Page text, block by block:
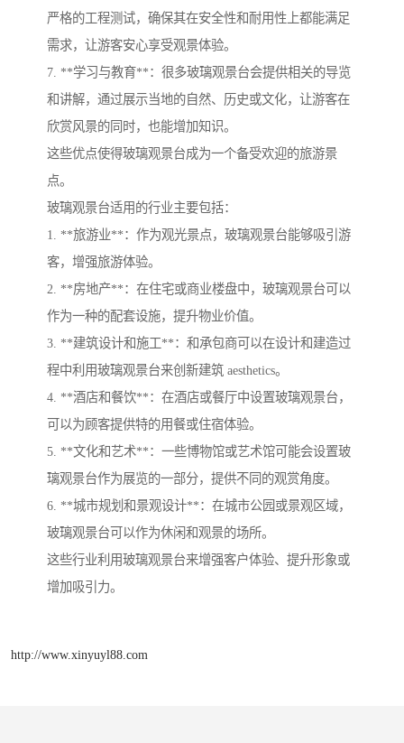
严格的工程测试，确保其在安全性和耐用性上都能满足
需求，让游客安心享受观景体验。
7. **学习与教育**：很多玻璃观景台会提供相关的导览
和讲解，通过展示当地的自然、历史或文化，让游客在
欣赏风景的同时，也能增加知识。
这些优点使得玻璃观景台成为一个备受欢迎的旅游景
点。
玻璃观景台适用的行业主要包括：
1. **旅游业**：作为观光景点，玻璃观景台能够吸引游
客，增强旅游体验。
2. **房地产**：在住宅或商业楼盘中，玻璃观景台可以
作为一种的配套设施，提升物业价值。
3. **建筑设计和施工**：和承包商可以在设计和建造过
程中利用玻璃观景台来创新建筑 aesthetics。
4. **酒店和餐饮**：在酒店或餐厅中设置玻璃观景台，
可以为顾客提供特的用餐或住宿体验。
5. **文化和艺术**：一些博物馆或艺术馆可能会设置玻
璃观景台作为展览的一部分，提供不同的观赏角度。
6. **城市规划和景观设计**：在城市公园或景观区域，
玻璃观景台可以作为休闲和观景的场所。
这些行业利用玻璃观景台来增强客户体验、提升形象或
增加吸引力。
http://www.xinyuyl88.com